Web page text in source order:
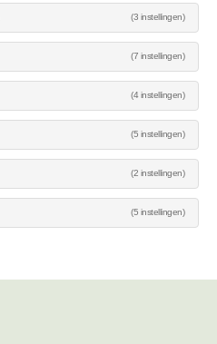
(3 instellingen)
(7 instellingen)
(4 instellingen)
(5 instellingen)
(2 instellingen)
(5 instellingen)